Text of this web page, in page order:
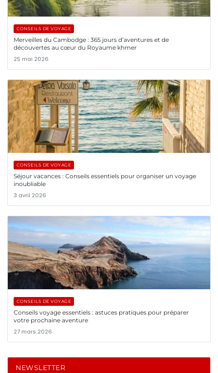
CONSEILS DE VOYAGE
Merveilles du Cambodge : 365 jours d’aventures et de
découvertes au cœur du Royaume khmer
25 mai 2026
CONSEILS DE VOYAGE
Séjour vacances : Conseils essentiels pour organiser un voyage
inoubliable
3 avril 2026
CONSEILS DE VOYAGE
Conseils voyage essentiels : astuces pratiques pour préparer
votre prochaine aventure
27 mars 2026
NEWSLETTER